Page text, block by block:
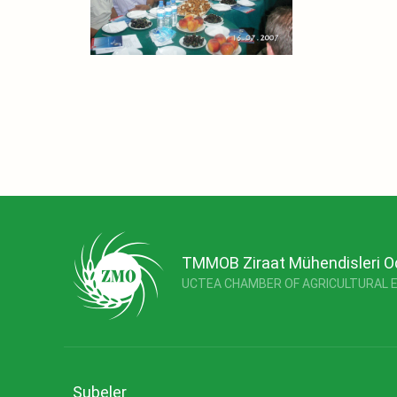
TMMOB Ziraat Mühendisleri
UCTEA CHAMBER OF AGRICULTURAL
Şubeler